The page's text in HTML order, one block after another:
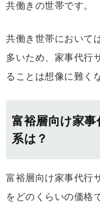
共働きの世帯です。
共働き世帯において
多いため、家事代行
ることは想像に難く
富裕層向け家
系は？
富裕層向け家事代行
をどのくらいの価格